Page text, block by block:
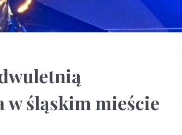
w śląskim mieście